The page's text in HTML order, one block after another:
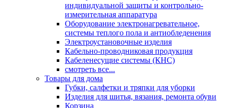
индивидуальной защиты и контрольно-
измерительная аппаратура
Оборудование электронагревательное,
системы теплого пола и антиобледенения
Электроустановочные изделия
Кабельно-проводниковая продукция
Кабеленесущие системы (КНС)
смотреть все...
Товары для дома
Губки, салфетки и тряпки для уборки
Изделия для шитья, вязания, ремонта обуви
Корзина